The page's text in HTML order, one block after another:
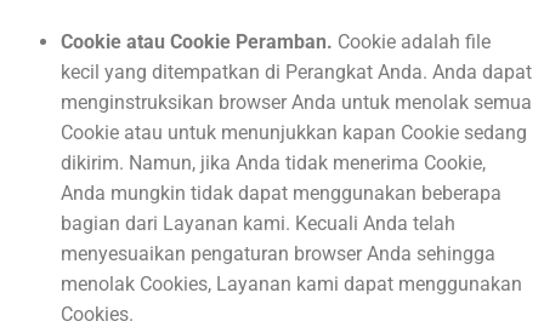
Cookie atau Cookie Peramban. Cookie adalah file
kecil yang ditempatkan di Perangkat Anda. Anda dapat
menginstruksikan browser Anda untuk menolak semua
Cookie atau untuk menunjukkan kapan Cookie sedang
dikirim. Namun, jika Anda tidak menerima Cookie,
Anda mungkin tidak dapat menggunakan beberapa
bagian dari Layanan kami. Kecuali Anda telah
menyesuaikan pengaturan browser Anda sehingga
menolak Cookies, Layanan kami dapat menggunakan
Cookies.